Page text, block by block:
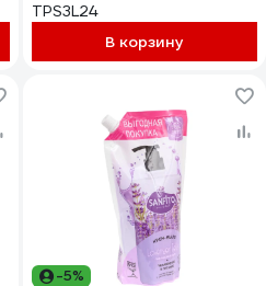
TPS3L24
В корзину
-5%